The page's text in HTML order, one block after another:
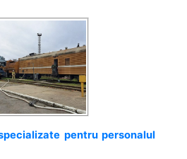
pentru personalul